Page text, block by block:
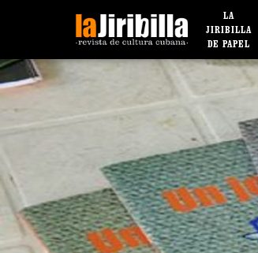
LA
JIRIBILLA
DE PAPEL